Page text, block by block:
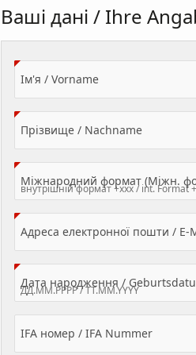
Ваші дані / Ihre
Ім'я / Vorname(Value Required)
Прізвище / Nachname(Value
Міжнародний формат (Міжн.
Адреса електронної пошти / E-
Дата народження /
IFA номер / IFA Nummer